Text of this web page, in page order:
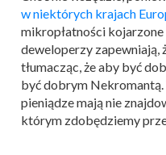
w niektórych krajach
mikropłatności
deweloperzy zapewniają,
tłumacząc, że aby być
być dobrym
pieniądze mają nie
którym zdobędziemy